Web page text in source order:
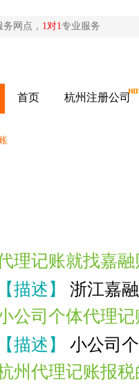
务网点， 1对1专业服务
首页 杭州注册公司
理记账就找嘉
【描述】
浙江嘉
公司个体代理
【描述】
小公司
州代理记账报